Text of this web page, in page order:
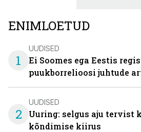
ENIMLOETUD
1
UUDISED
Ei Soomes ega Eestis
puukborrelioosi juhtude
2
UUDISED
Uuring: selgus aju tervist
kõndimise kiirus